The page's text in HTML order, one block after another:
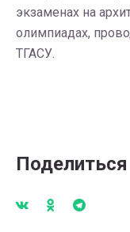
экзаменах на
олимпиадах,
ТГАСУ.